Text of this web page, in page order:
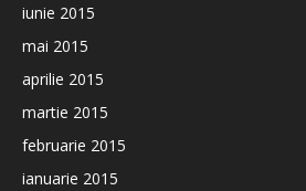
iunie 2015
mai 2015
aprilie 2015
martie 2015
februarie 2015
ianuarie 2015